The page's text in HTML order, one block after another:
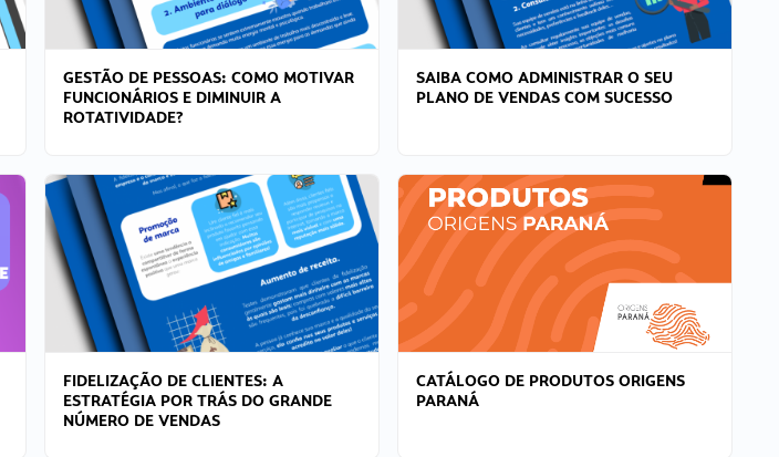
GESTÃO DE PESSOAS: COMO MOTIVAR
FUNCIONÁRIOS E DIMINUIR A
ROTATIVIDADE?
SAIBA COMO ADMINISTRAR O SEU
PLANO DE VENDAS COM SUCESSO
FIDELIZAÇÃO DE CLIENTES: A
ESTRATÉGIA POR TRÁS DO GRANDE
NÚMERO DE VENDAS
CATÁLOGO DE PRODUTOS ORIGENS
PARANÁ